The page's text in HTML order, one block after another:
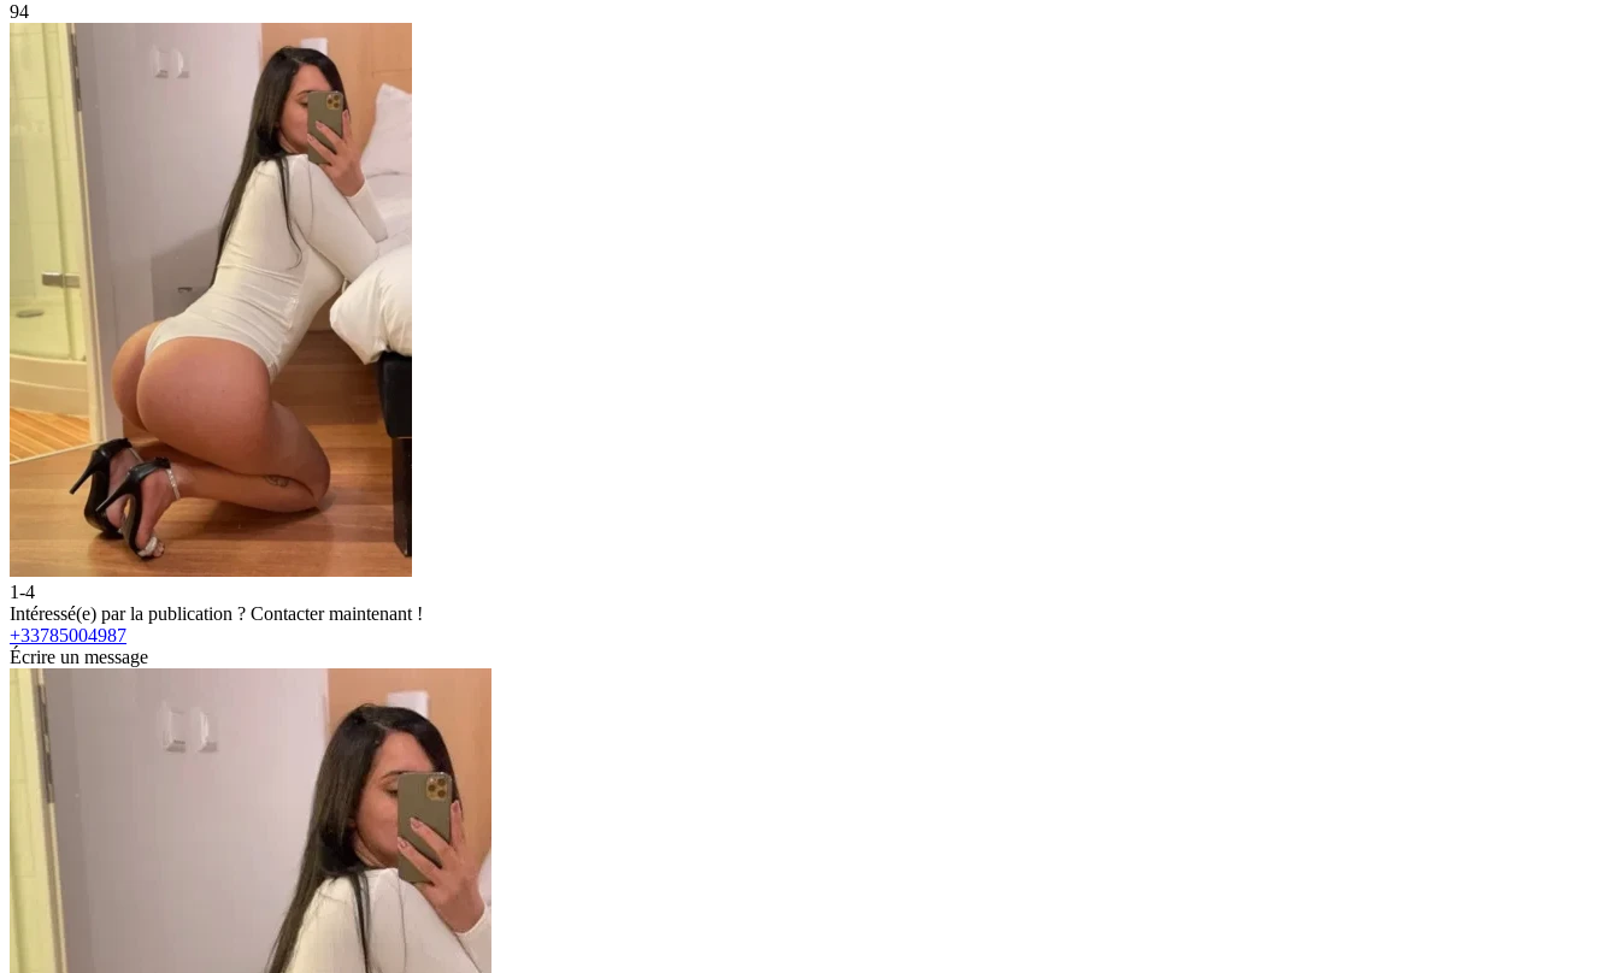
94
1-4
Intéressé(e) par la publication ? Contacter maintenant !
+33785004987
Écrire un message